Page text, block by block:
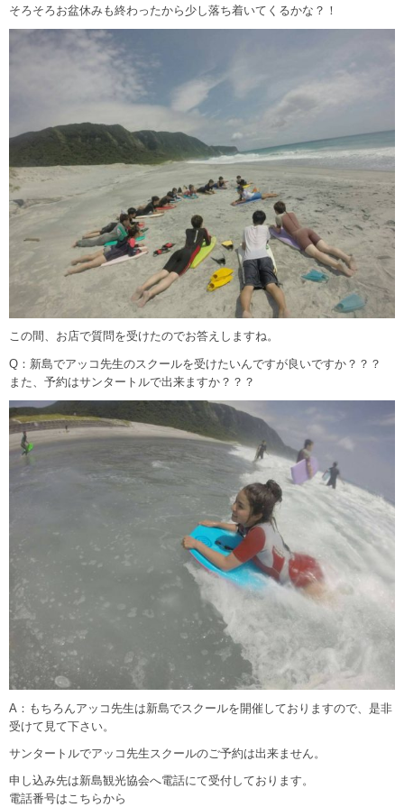
そろそろお盆休みも終わったから少し落ち着いてくるかな？！
この間、お店で質問を受けたのでお答えしますね。
Q：新島でアッコ先生のスクールを受けたいんですが良いですか？？？
また、予約はサンタートルで出来ますか？？？
A：もちろんアッコ先生は新島でスクールを開催しておりますので、是非
受けて見て下さい。
サンタートルでアッコ先生スクールのご予約は出来ません。
申し込み先は新島観光協会へ電話にて受付しております。
電話番号はこちらから